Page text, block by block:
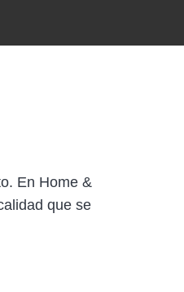
En Home &
que se